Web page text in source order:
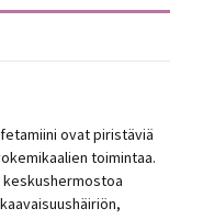
ovat piristäviä
toimintaa.